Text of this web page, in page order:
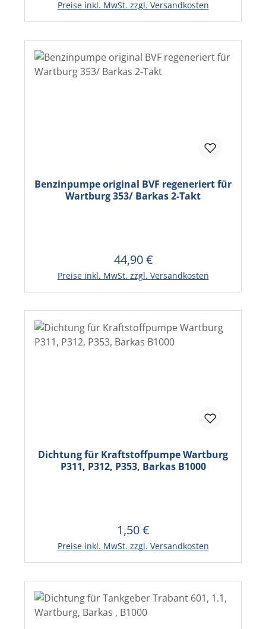
Preise inkl. MwSt. zzgl. Versandkosten
Benzinpumpe original BVF regeneriert für
Wartburg 353/ Barkas 2-Takt
Regulärer Preis:
44,90 €
Preise inkl. MwSt. zzgl. Versandkosten
In den Warenkorb
Dichtung für Kraftstoffpumpe Wartburg
P311, P312, P353, Barkas B1000
Regulärer Preis:
1,50 €
Preise inkl. MwSt. zzgl. Versandkosten
In den Warenkorb